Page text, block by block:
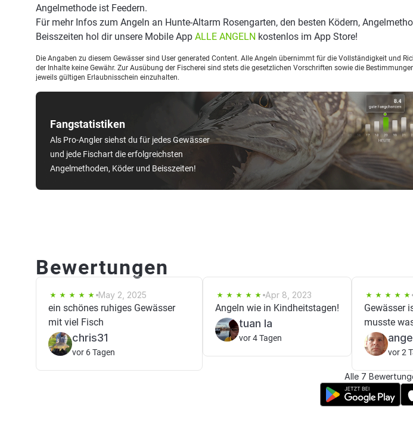
Fangstatistiken
Als Pro-Angler siehst du für jedes Gewässer
und jede Fischart die erfolgreichsten
Angelmethoden, Köder und Beisszeiten!
Angelmethode ist Feedern.
Für mehr Infos zum Angeln an Hunte-Altarm Rosengarten, den besten Ködern,
Beisszeiten hol dir unsere Mobile App ALLE ANGELN kostenlos im App Store!
Die Angaben zu diesem Gewässer sind User generated Content. Alle Angeln übernimmt für die Vollständigkeit und
der Inhalte keine Gewähr. Zur Ausübung der Fischerei sind stets die gesetzlichen Vorschriften sowie die
jeweils gültigen Erlaubnisschein einzuhalten.
Bewertungen
May 2, 2025
ein schönes ruhiges Gewässer
mit viel Fisch
chris31
vor 6 Tagen
Apr 8, 2023
Angeln wie in Kindheitstagen!
tuan la
vor 4 Tagen
Gewässer
musste
vor 2
Alle 7